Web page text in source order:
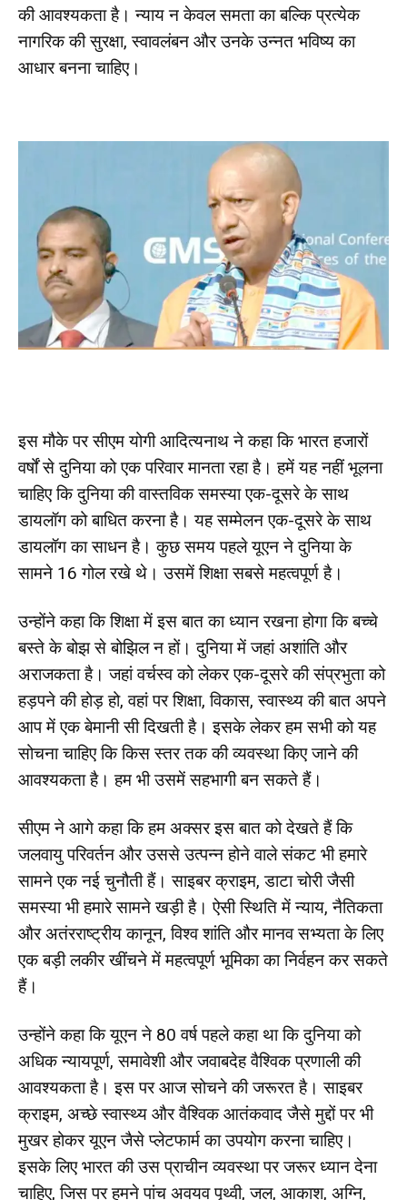
की आवश्यकता है। न्याय न केवल समता का बल्कि प्रत्येक
नागरिक की सुरक्षा, स्वावलंबन और उनके उन्नत भविष्य का
आधार बनना चाहिए।
इस मौके पर सीएम योगी आदित्यनाथ ने कहा कि भारत हजारों
वर्षों से दुनिया को एक परिवार मानता रहा है। हमें यह नहीं भूलना
चाहिए कि दुनिया की वास्तविक समस्या एक-दूसरे के साथ
डायलॉग को बाधित करना है। यह सम्मेलन एक-दूसरे के साथ
डायलॉग का साधन है। कुछ समय पहले यूएन ने दुनिया के
सामने 16 गोल रखे थे। उसमें शिक्षा सबसे महत्वपूर्ण है।
उन्होंने कहा कि शिक्षा में इस बात का ध्यान रखना होगा कि बच्चे
बस्ते के बोझ से बोझिल न हों। दुनिया में जहां अशांति और
अराजकता है। जहां वर्चस्व को लेकर एक-दूसरे की संप्रभुता को
हड़पने की होड़ हो, वहां पर शिक्षा, विकास, स्वास्थ्य की बात अपने
आप में एक बेमानी सी दिखती है। इसके लेकर हम सभी को यह
सोचना चाहिए कि किस स्तर तक की व्यवस्था किए जाने की
आवश्यकता है। हम भी उसमें सहभागी बन सकते हैं।
सीएम ने आगे कहा कि हम अक्सर इस बात को देखते हैं कि
जलवायु परिवर्तन और उससे उत्पन्न होने वाले संकट भी हमारे
सामने एक नई चुनौती हैं। साइबर क्राइम, डाटा चोरी जैसी
समस्या भी हमारे सामने खड़ी है। ऐसी स्थिति में न्याय, नैतिकता
और अतंरराष्ट्रीय कानून, विश्व शांति और मानव सभ्यता के लिए
एक बड़ी लकीर खींचने में महत्वपूर्ण भूमिका का निर्वहन कर सकते
हैं।
उन्होंने कहा कि यूएन ने 80 वर्ष पहले कहा था कि दुनिया को
अधिक न्यायपूर्ण, समावेशी और जवाबदेह वैश्विक प्रणाली की
आवश्यकता है। इस पर आज सोचने की जरूरत है। साइबर
क्राइम, अच्छे स्वास्थ्य और वैश्विक आतंकवाद जैसे मुद्दों पर भी
मुखर होकर यूएन जैसे प्लेटफार्म का उपयोग करना चाहिए।
इसके लिए भारत की उस प्राचीन व्यवस्था पर जरूर ध्यान देना
चाहिए, जिस पर हमने पांच अवयव पृथ्वी, जल, आकाश, अग्नि,